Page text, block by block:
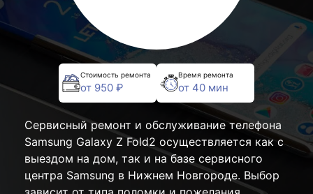
Стоимость ремонта
от 950 ₽
Время ремонта
от 40 мин
Сервисный ремонт и обслуживание телефона
Samsung Galaxy Z Fold2 осуществляется как с
выездом на дом, так и на базе сервисного
центра Samsung в Нижнем Новгороде. Выбор